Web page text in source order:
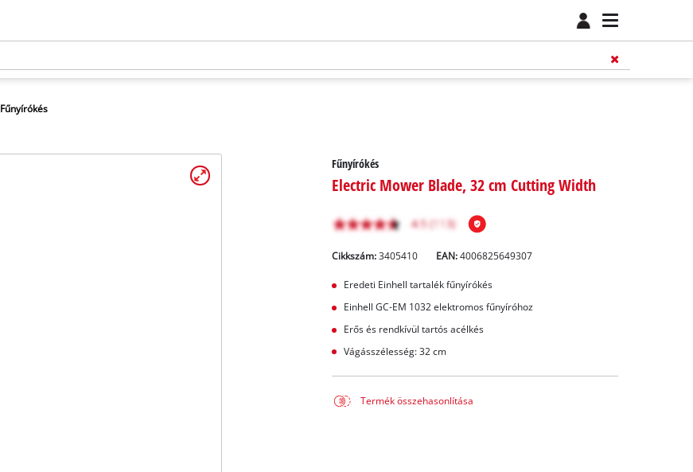
Fűnyírókés
Fűnyírókés
Electric Mower Blade, 32 cm Cutting Width
Cikkszám: 3405410 EAN:4006825649307
Eredeti Einhell tartalék fűnyírókés
Einhell GC-EM 1032 elektromos fűnyíróhoz
Erős és rendkívül tartós acélkés
Vágásszélesség: 32 cm
Termék összehasonlítása